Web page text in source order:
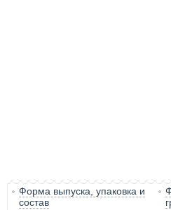
Форма выпуска, упаковка и
состав